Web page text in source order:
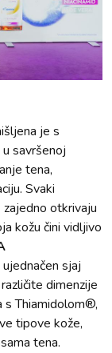
je s
savršenoj
tena,
Svaki
otkrivaju
kožu čini vidljivo
ujednačen sjaj
dimenzije
s Thiamidolom®,
tipove kože,
tena.